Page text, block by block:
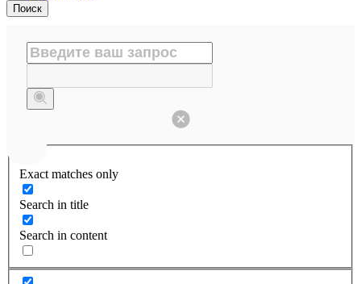
Поиск
Exact matches only
Search in title
Search in content